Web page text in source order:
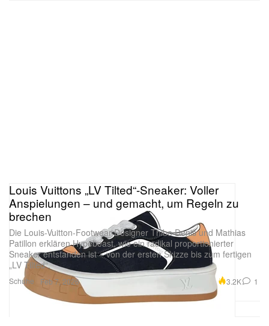
Schuhe
Louis Vuittons „LV Tilted“-Sneaker: Voller
Anspielungen – und gemacht, um Regeln zu
brechen
Die Louis-Vuitton-Footwear-Designer Thibo Denis und Mathias
Patillon erklären Hypebeast, wie ein radikal proportionierter
Sneaker entstanden ist – von der ersten Skizze bis zum fertigen
„LV Tilted“.
Feb 7, 2026 3.2K 1